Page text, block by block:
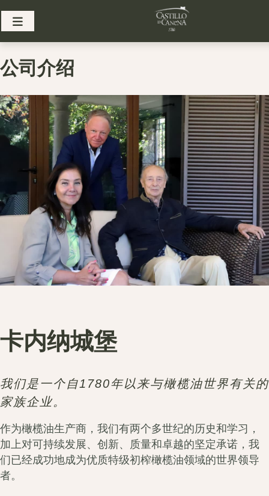
公司介绍
卡内纳城堡
我们是一个自1780年以来与橄榄油世界有关的
家族企业。
作为橄榄油生产商，我们有两个多世纪的历史和学习，
加上对可持续发展、创新、质量和卓越的坚定承诺，我
们已经成功地成为优质特级初榨橄榄油领域的世界领导
者。